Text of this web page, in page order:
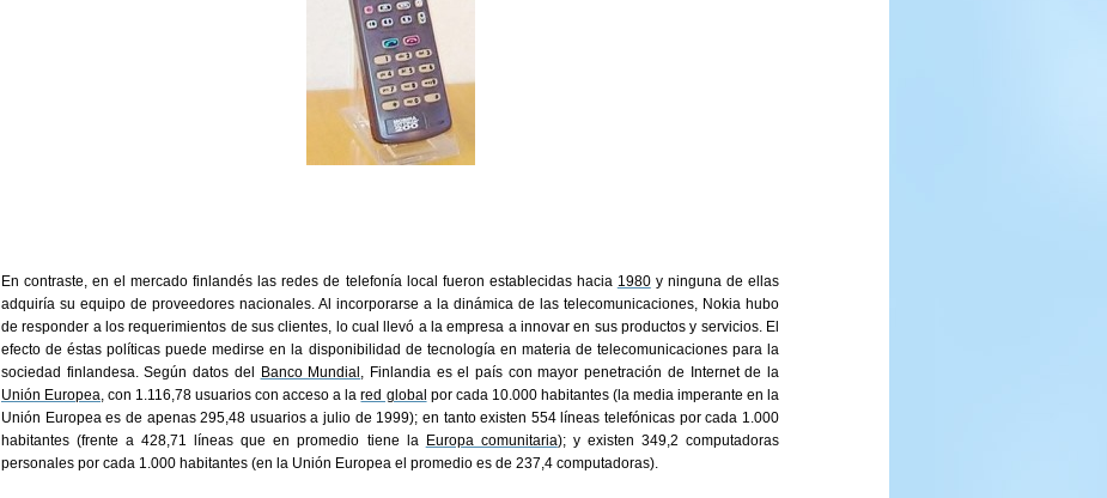
En contraste, en el mercado finlandés las redes de telefonía local fueron establecidas hacia 1980y ninguna de ellas
adquiría su equipo de proveedores nacionales. Al incorporarse a la dinámica de las telecomunicaciones, Nokia hubo
de responder a los requerimientos de sus clientes, lo cual llevó a la empresa a innovar en sus productos y servicios. El
efecto de éstas políticas puede medirse en la disponibilidad de tecnología en materia de telecomunicaciones para la
sociedad finlandesa. Según datos del
Banco Mundial , Finlandia es el país con mayor penetración de Internet de la
Unión Europea, con 1.116,78 usuarios con acceso a lared global por cada 10.000 habitantes (la media imperante en la
Unión Europea es de apenas 295,48 usuarios a julio de 1999); en tanto existen 554 líneas telefónicas por cada 1.000
habitantes (frente a 428,71 líneas que en promedio tiene la Europa comunitaria); y existen 349,2 computadoras
personales por cada 1.000 habitantes (en la Unión Europea el promedio es de 237,4 computadoras).